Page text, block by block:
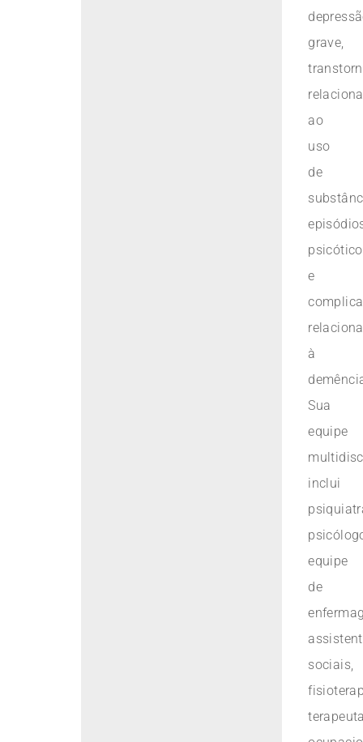
grave,
ao
uso
de
e
à
Sua
equipe
inclui
equipe
de
sociais,